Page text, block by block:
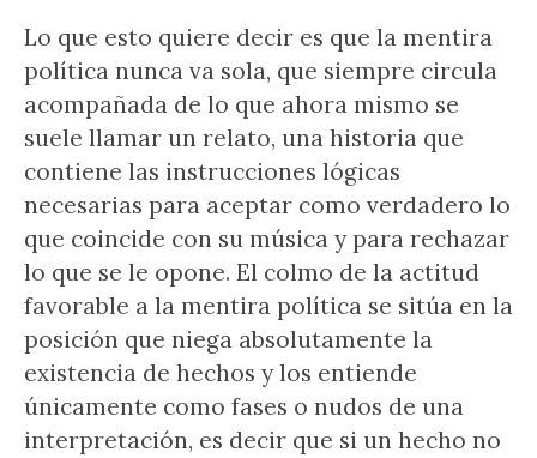
Lo que esto quiere decir es que la mentira
política nunca va sola, que siempre circula
acompañada de lo que ahora mismo se
suele llamar un relato, una historia que
contiene las instrucciones lógicas
necesarias para aceptar como verdadero lo
que coincide con su música y para rechazar
lo que se le opone. El colmo de la actitud
favorable a la mentira política se sitúa en la
posición que niega absolutamente la
existencia de hechos y los entiende
únicamente como fases o nudos de una
interpretación, es decir que si un hecho no